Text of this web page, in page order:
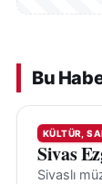
Bu
KÜLTÜR,
Sivas
Sivaslı